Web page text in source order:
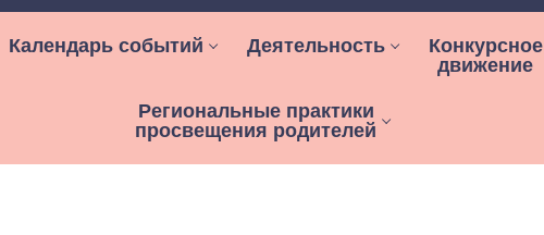
Календарь событий Деятельность
Конкурсное
движение
Региональные практики
просвещения родителей